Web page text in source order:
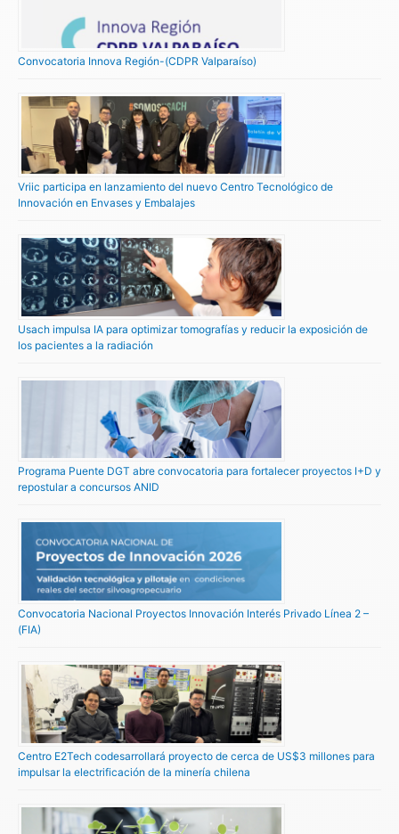
Convocatoria Innova Región-(CDPR Valparaíso)
Vriic participa en lanzamiento del nuevo Centro Tecnológico de
Innovación en Envases y Embalajes
Usach impulsa IA para optimizar tomografías y reducir la exposición de
los pacientes a la radiación
Programa Puente DGT abre convocatoria para fortalecer proyectos I+D y
repostular a concursos ANID
Convocatoria Nacional Proyectos Innovación Interés Privado Línea 2 –
(FIA)
Centro E2Tech codesarrollará proyecto de cerca de US$3 millones para
impulsar la electrificación de la minería chilena